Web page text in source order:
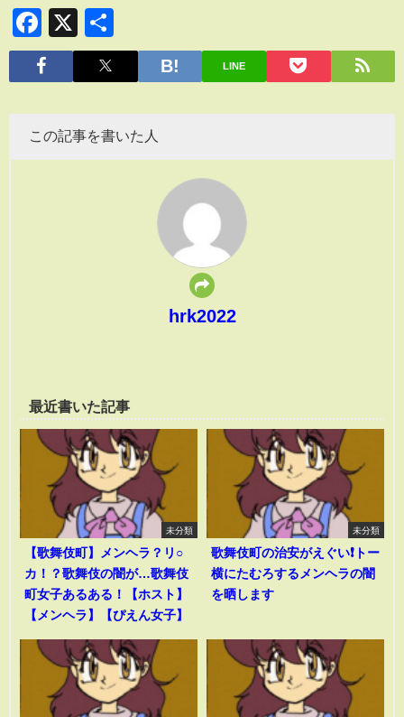
Facebook
X
有
LINE
この記事を書いた人
hrk2022
最近書いた記事
未分類
【歌舞伎町】メンヘラ？リ○
カ！？歌舞伎の闇が…歌舞伎
町女子あるある！【ホスト】
【メンヘラ】【ぴえん女子】
未分類
歌舞伎町の治安がえぐい❗️トー
横にたむろするメンヘラの闇
を晒します